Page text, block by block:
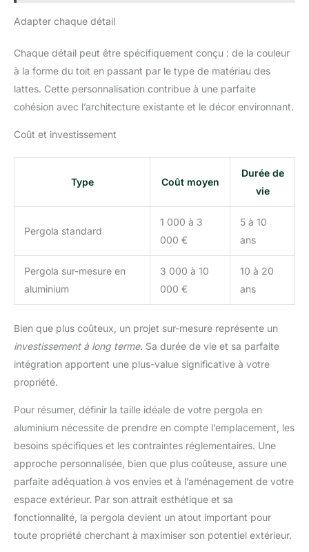
Adapter chaque détail
Chaque détail peut être spécifiquement conçu : de la couleur
à la forme du toit en passant par le type de matériau des
lattes. Cette personnalisation contribue à une parfaite
cohésion avec l’architecture existante et le décor environnant.
Coût et investissement
Type Coût moyen
Durée de
vie
Pergola standard
1 000 à 3
000 €
5 à 10
ans
Pergola sur-mesure en
aluminium
3 000 à 10
000 €
10 à 20
ans
Bien que plus coûteux, un projet sur-mesure représente un
investissement à long terme. Sa durée de vie et sa parfaite
intégration apportent une plus-value significative à votre
propriété.
Pour résumer, définir la taille idéale de votre pergola en
aluminium nécessite de prendre en compte l’emplacement, les
besoins spécifiques et les contraintes réglementaires. Une
approche personnalisée, bien que plus coûteuse, assure une
parfaite adéquation à vos envies et à l’aménagement de votre
espace extérieur. Par son attrait esthétique et sa
fonctionnalité, la pergola devient un atout important pour
toute propriété cherchant à maximiser son potentiel extérieur.